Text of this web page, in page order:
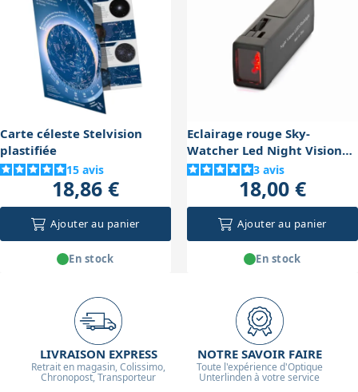
grandement le confort et la qualité des observations.
Carte céleste Stelvision
plastifiée
15 avis
18,86 €
Ajouter au panier
En stock
Eclairage rouge Sky-
Watcher Led Night Vision
Flashlight 3 avis
18,00 €
Ajouter au panier
En stock
LIVRAISON EXPRESS
Retrait en magasin, Colissimo,
Chronopost, Transporteur
NOTRE SAVOIR FAIRE
Toute l'expérience d'Optique
Unterlinden à votre service